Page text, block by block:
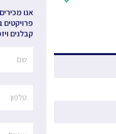
אנו
פרויקטים
קבלנים